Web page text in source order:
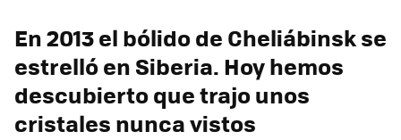
En 2013 el bólido de Cheliábinsk se
estrelló en Siberia. Hoy hemos
descubierto que trajo unos
cristales nunca vistos